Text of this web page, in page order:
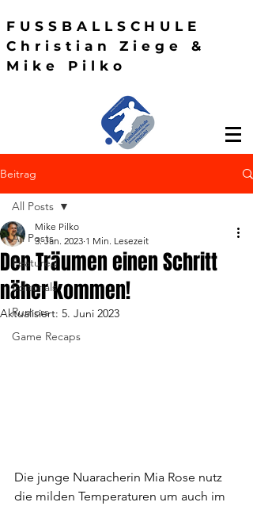
FUSSBALLSCHULE
Christian Ziege &
Mike Pilko
Beitrag
All Posts
Featured
Editorials
Rumors
Game Recaps
All Posts
Den Träumen einen Schritt
näher kommen!
Mike Pilko
3. Jan. 2023 1 Min. Lesezeit
Aktualisiert: 5. Juni 2023
Die junge Nuaracherin Mia Rose nutz
die milden Temperaturen um auch im